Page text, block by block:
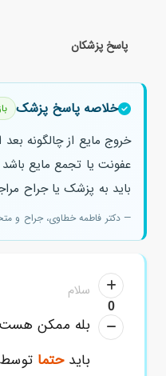
پاسخ پزشکان
خلاصه پاسخ پزشک
خروج مایع از چالگونه
عفونت یا تجمع مایع
باید به پزشک یا جراح
— دکتر فاطمه خطاوی، جراح
0
سلام
بله ممکن
بایدحتما